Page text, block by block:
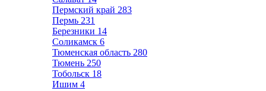
Пермский край 283
Пермь 231
Березники 14
Соликамск 6
Тюменская область 280
Тюмень 250
Тобольск 18
Ишим 4